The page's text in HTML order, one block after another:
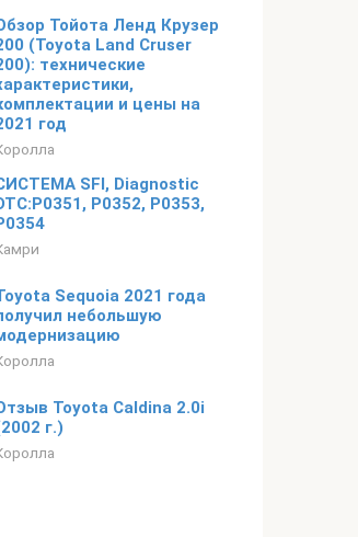
Тойота Ленд Крузер
(Toyota Land Cruser
технические
и цены на
год
SFI, Diagnostic
P0352, P0353,
Sequoia 2021 года
небольшую
Toyota Caldina 2.0i
г.)